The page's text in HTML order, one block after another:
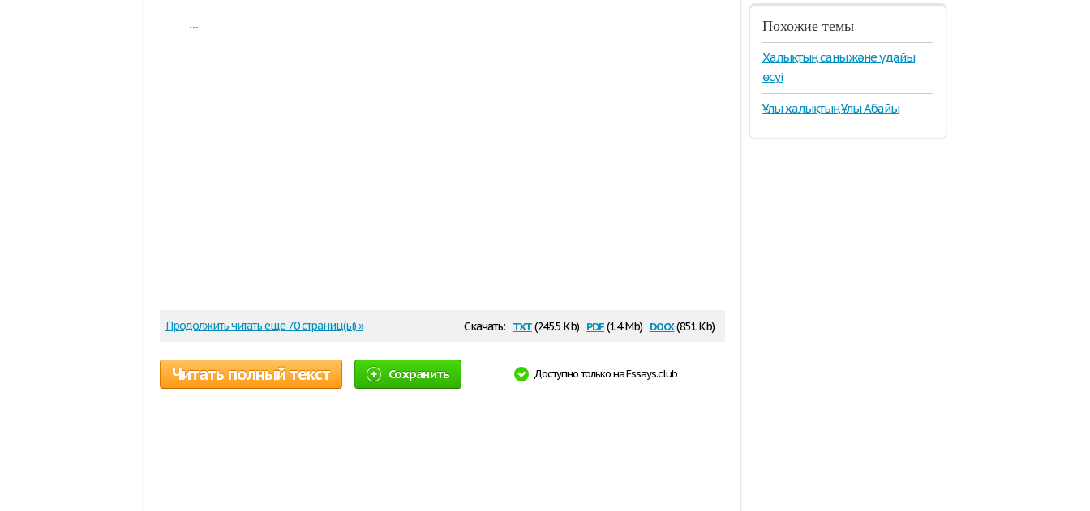
...
Скачать: txt(245.5 Kb) pdf(1.4 Mb) docx(851 Kb)
Продолжить читать еще 70 страниц(ы) »
Читать полный текст Сохранить Доступно только на Essays.club
Похожие темы
Халықтың саны және ұдайы
өсуі
Ұлы халықтың Ұлы Абайы